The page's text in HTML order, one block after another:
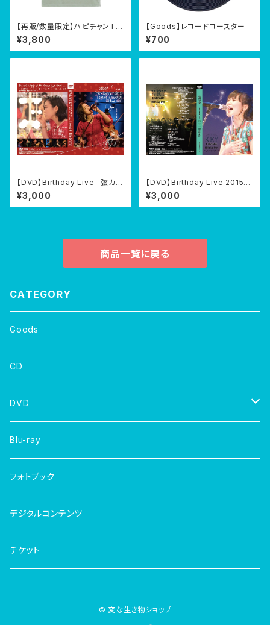
【再販/数量限定】ハピチャンTシ
ャツ【5色】
¥3,800
【Goods】レコードコースター
¥700
【DVD】Birthday Live -弦カル
テット-『Lovable Birth2020』
@渋谷JZ Brat 2020/04/15夜
公演
¥3,000
【DVD】Birthday Live 2015『K
EY -20150415- 』@伝承ホー
ル 2015/04/15
¥3,000
商品一覧に戻る
CATEGORY
Goods
CD
DVD
写真集
Blu-ray
フォトブック
デジタルコンテンツ
チケット
© 変な生き物ショップ